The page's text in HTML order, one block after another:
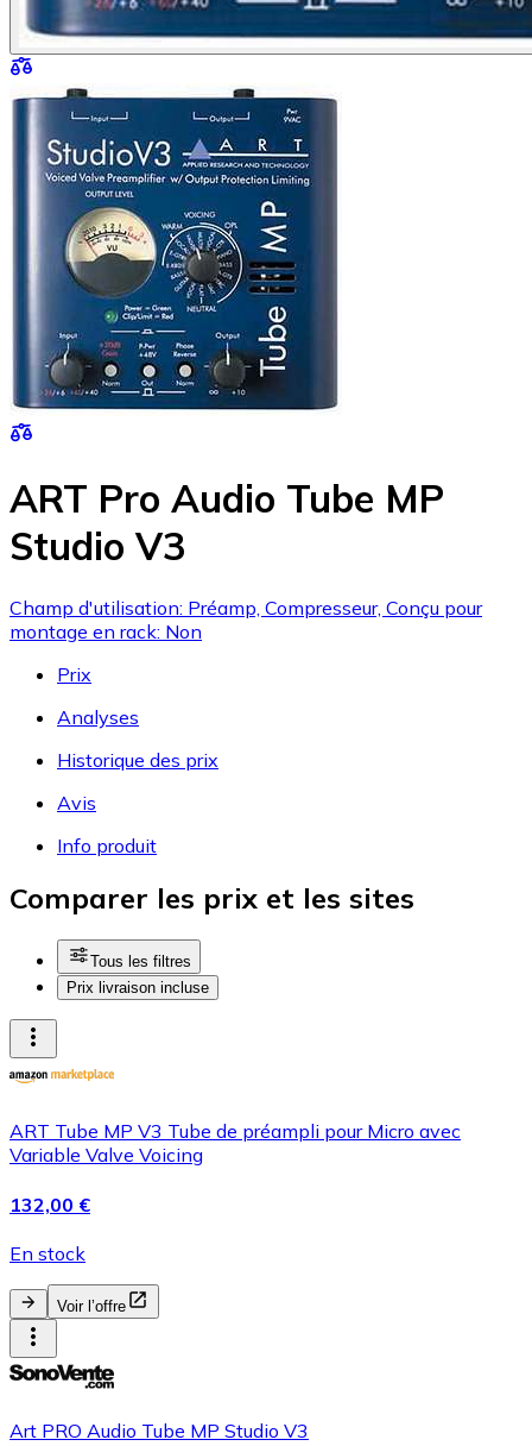
ART Pro Audio Tube MP
Studio V3
Champ d'utilisation: Préamp, Compresseur, Conçu pour
montage en rack: Non
Prix
Analyses
Historique des prix
Avis
Info produit
Comparer les prix et les sites
Tous les filtres
Prix livraison incluse
ART Tube MP V3 Tube de préampli pour Micro avec
Variable Valve Voicing
132,00 €
En stock
Voir l’offre
Art PRO Audio Tube MP Studio V3